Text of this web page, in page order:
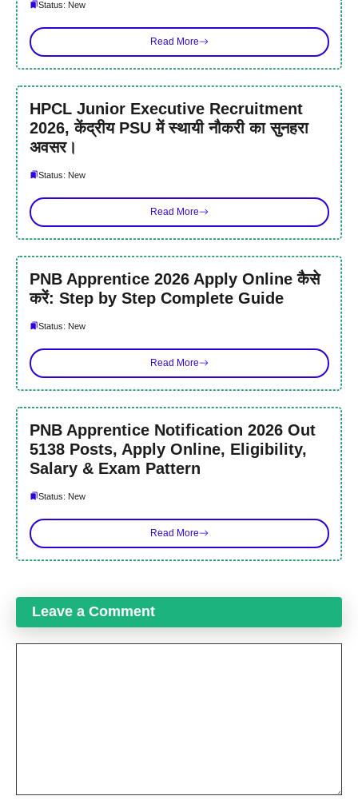
Status: New
Read More
HPCL Junior Executive Recruitment
2026, केंद्रीय PSU में स्थायी नौकरी का सुनहरा
अवसर।
Status: New
Read More
PNB Apprentice 2026 Apply Online कैसे
करें: Step by Step Complete Guide
Status: New
Read More
PNB Apprentice Notification 2026 Out
5138 Posts, Apply Online, Eligibility,
Salary & Exam Pattern
Status: New
Read More
Leave a Comment